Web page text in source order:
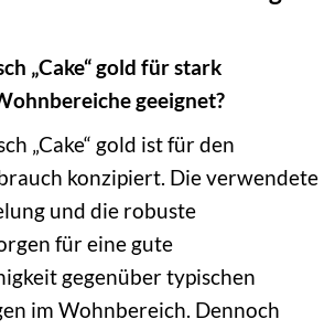
„Cake“ gold für stark
geeignet?
„Cake“ gold ist für den
konzipiert. Die verwendete
und die robuste
für eine gute
gegenüber typischen
im Wohnbereich. Dennoch